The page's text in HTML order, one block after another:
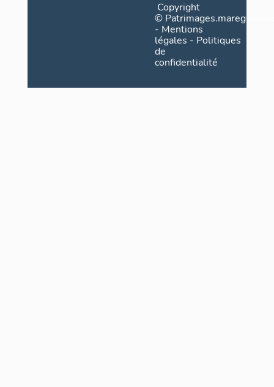
Copyright
©
- Mentions
légales - Politiques
de
confidentialité